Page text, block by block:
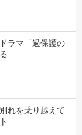
ラマ「過保護の
れを乗り越えて